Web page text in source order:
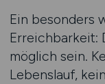
Ein besonders
Erreichbarkeit:
möglich sein.
Lebenslauf,